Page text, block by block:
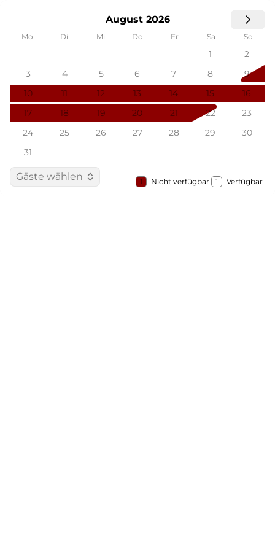
August 2026
Mo Di Mi Do Fr Sa So
1
2
3
4 5 6 7 8
9
10
11 12 13 14 15
16
17
18 19 20 21 22
23
24
25 26 27 28 29
30
31
Gäste wählen 1 Nicht verfügbar 1 Verfügbar